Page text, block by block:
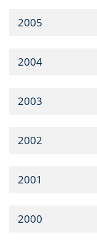
2005
2004
2003
2002
2001
2000